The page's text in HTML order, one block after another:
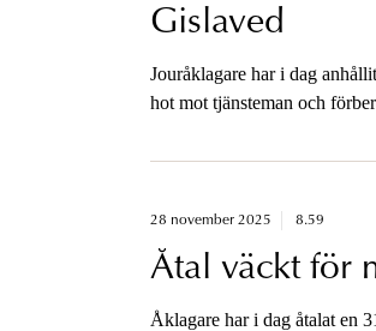
Gislaved
Jouråklagare har i dag
hot mot tjänsteman och
28 november 2025 8.59
Åtal väckt för
Åklagare har i dag åtalat en